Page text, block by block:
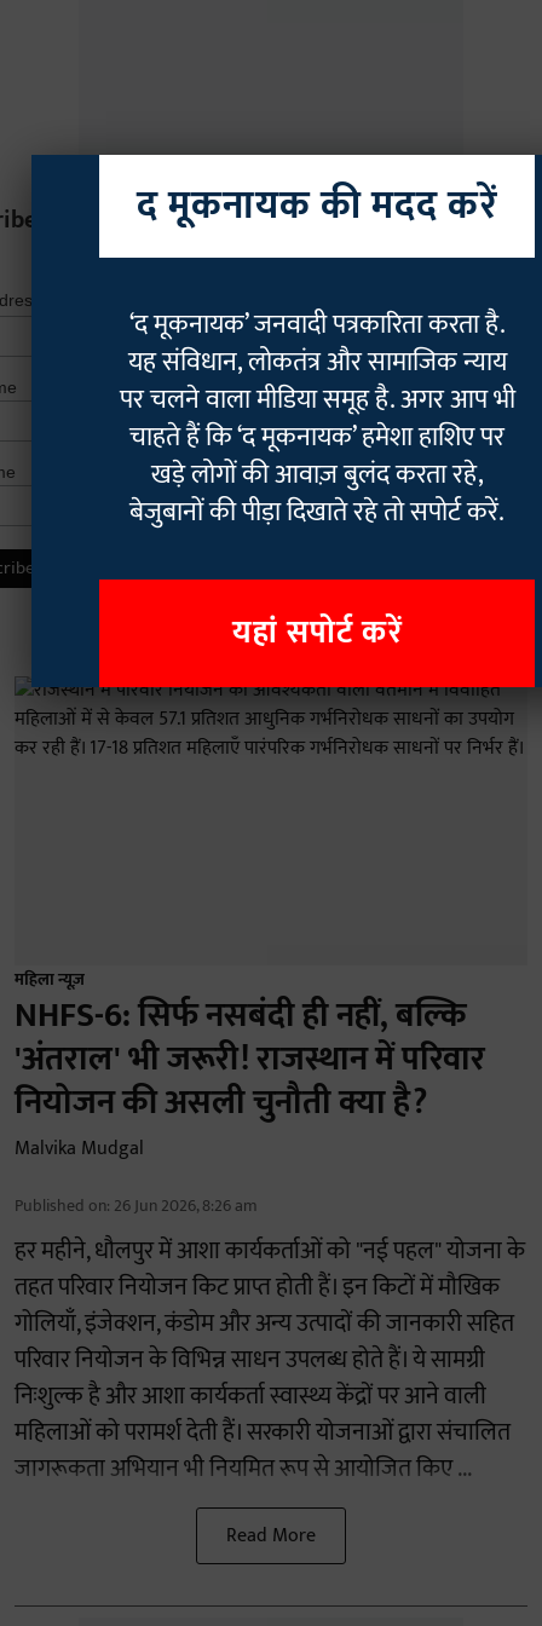
महिला न्यूज़
NHFS-6: सिर्फ नसबंदी ही नहीं, बल्कि
'अंतराल' भी जरूरी! राजस्थान में परिवार
नियोजन की असली चुनौती क्या है?
Malvika Mudgal
Published on: 26 Jun 2026, 8:26 am
हर महीने, धौलपुर में आशा कार्यकर्ताओं को "नई पहल" योजना के
तहत परिवार नियोजन किट प्राप्त होती हैं। इन किटों में मौखिक
गोलियाँ, इंजेक्शन, कंडोम और अन्य उत्पादों की जानकारी सहित
परिवार नियोजन के विभिन्न साधन उपलब्ध होते हैं। ये सामग्री
निःशुल्क है और आशा कार्यकर्ता स्वास्थ्य केंद्रों पर आने वाली
महिलाओं को परामर्श देती हैं। सरकारी योजनाओं द्वारा संचालित
जागरूकता अभियान भी नियमित रूप से आयोजित किए ...
Read More
द मूकनायक की मदद करें
‘द मूकनायक’ जनवादी पत्रकारिता करता है.
यह संविधान, लोकतंत्र और सामाजिक न्याय
पर चलने वाला मीडिया समूह है. अगर आप भी
चाहते हैं कि ‘द मूकनायक’ हमेशा हाशिए पर
खड़े लोगों की आवाज़ बुलंद करता रहे,
बेजुबानों की पीड़ा दिखाते रहे तो सपोर्ट करें.
यहां सपोर्ट करें